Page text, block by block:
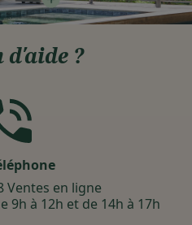
d'aide ?
Ventes en ligne
9h à 12h et de 14h à 17h